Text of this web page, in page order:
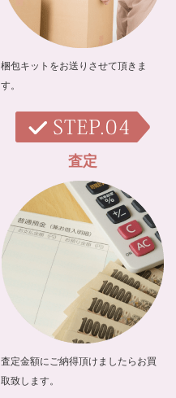
梱包キットをお送りさせて頂きま
す。
査定
査定金額にご納得頂けましたらお買
取致します。